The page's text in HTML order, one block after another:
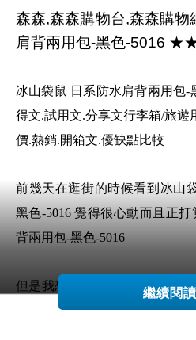
森森,森森購物台,森森購物
肩背兩用包-黑色-5016
冰山袋鼠 日系防水肩背兩用包-
得文.試用文.分享文行李箱/旅遊
價.熱銷.開箱文.優缺點比較
前幾天在逛街的時候看到冰山
黑色-5016 覺得很心動而且正
背兩用包-黑色-5016
但是我想冰山袋鼠 日系防水肩
上買應該會比較便宜，冰山袋
繼續閱讀